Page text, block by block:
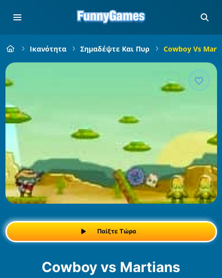
Ικανότητα Σημαδέψτε Και Πυρ Cowboy Vs
Παίξτε Τώρα
Cowboy vs Martians